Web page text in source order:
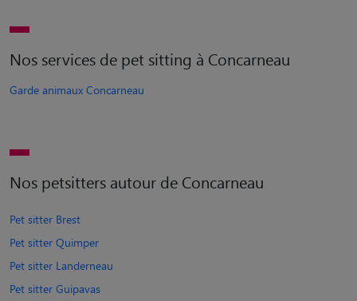
Nos services de pet sitting à Concarneau
Garde animaux Concarneau
Nos petsitters autour de Concarneau
Pet sitter Brest
Pet sitter Quimper
Pet sitter Landerneau
Pet sitter Guipavas